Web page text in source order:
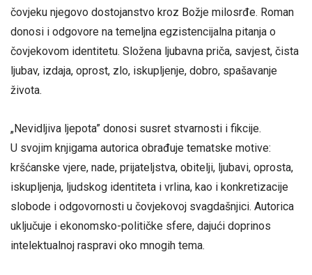
čovjeku njegovo dostojanstvo kroz Božje milosrđe. Roman
donosi i odgovore na temeljna egzistencijalna pitanja o
čovjekovom identitetu. Složena ljubavna priča, savjest, čista
ljubav, izdaja, oprost, zlo, iskupljenje, dobro, spašavanje
života.
„Nevidljiva ljepota” donosi susret stvarnosti i fikcije.
U svojim knjigama autorica obrađuje tematske motive:
kršćanske vjere, nade, prijateljstva, obitelji, ljubavi, oprosta,
iskupljenja, ljudskog identiteta i vrlina, kao i konkretizacije
slobode i odgovornosti u čovjekovoj svagdašnjici. Autorica
uključuje i ekonomsko-političke sfere, dajući doprinos
intelektualnoj raspravi oko mnogih tema.